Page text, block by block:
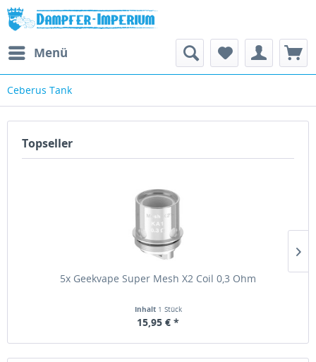
Menü
Ceberus Tank
Topseller
5x Geekvape Super Mesh X2 Coil 0,3 Ohm
Inhalt 1 Stück
15,95 € *